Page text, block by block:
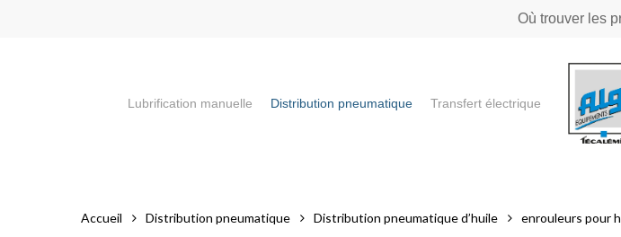
Où trouver les
Lubrification manuelle Distribution pneumatique Transfert électrique
Accueil Distribution pneumatique Distribution pneumatique d’huile enrouleurs pour